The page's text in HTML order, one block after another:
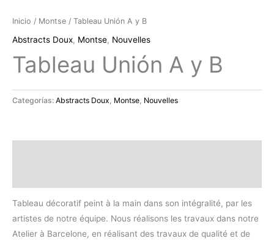
Inicio / Montse / Tableau Unión A y B
Abstracts Doux, Montse, Nouvelles
Tableau Unión A y B
Categorías: Abstracts Doux Montse Nouvelles
Tableau décoratif peint à la main dans son intégralité, par les
artistes de notre équipe. Nous réalisons les travaux dans notre
Atelier à Barcelone, en réalisant des travaux de qualité et de